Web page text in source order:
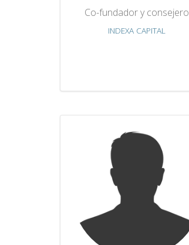
Co-fundador y consejero
INDEXA CAPITAL